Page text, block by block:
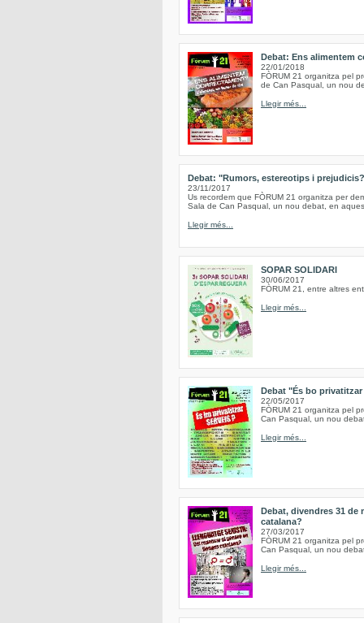
Debat: Ens alimentem
22/01/2018
FÒRUM 21 organitza pel
de Can Pasqual, un nou
Llegir més...
Debat: "Rumors, estereotips i
23/11/2017
Us recordem que FÒRUM 21 organitza per
Sala de Can Pasqual, un nou debat, en
Llegir més...
SOPAR SOLIDARI
30/06/2017
FÒRUM 21, entre altres
Llegir més...
Debat "És bo
22/05/2017
FÒRUM 21 organitza pel
Can Pasqual, un nou
Llegir més...
Debat, divendres 31 de
catalana?
27/03/2017
FÒRUM 21 organitza pel
Can Pasqual, un nou
Llegir més...